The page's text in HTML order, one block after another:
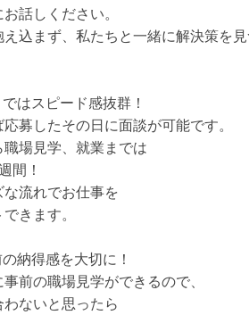
お話しください。
え込まず、私たちと一緒に解決策を
はスピード感抜群！
募したその日に面談が可能です。
職場見学、就業までは
間！
な流れでお仕事を
きます。
納得感を大切に！
前の職場見学ができるので、
わないと思ったら